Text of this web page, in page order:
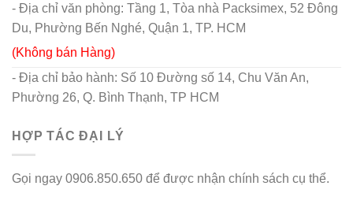
- Địa chỉ văn phòng: Tầng 1, Tòa nhà Packsimex, 52 Đông
Du, Phường Bến Nghé, Quận 1, TP. HCM
(Không bán Hàng)
- Địa chỉ bảo hành: Số 10 Đường số 14, Chu Văn An,
Phường 26, Q. Bình Thạnh, TP HCM
HỢP TÁC ĐẠI LÝ
Gọi ngay 0906.850.650 để được nhận chính sách cụ thể.